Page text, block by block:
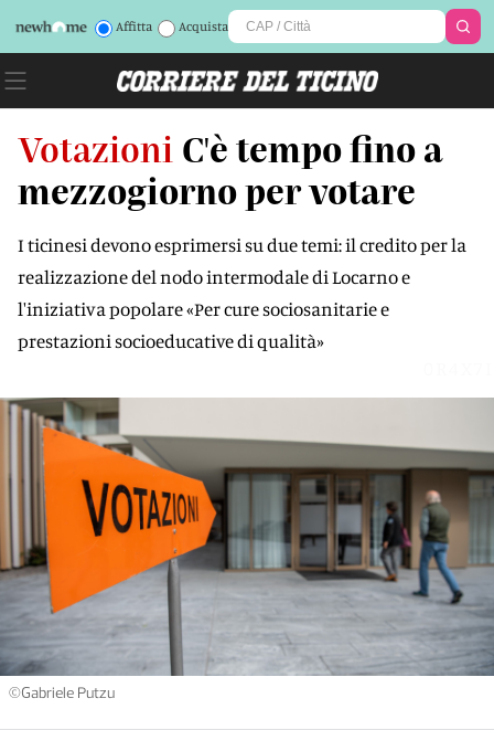
Affitta Acquista
Votazioni C'è tempo fino a
mezzogiorno per votare
I ticinesi devono esprimersi su due temi: il credito per la
realizzazione del nodo intermodale di Locarno e
l'iniziativa popolare «Per cure sociosanitarie e
prestazioni socioeducative di qualità»
©Gabriele Putzu